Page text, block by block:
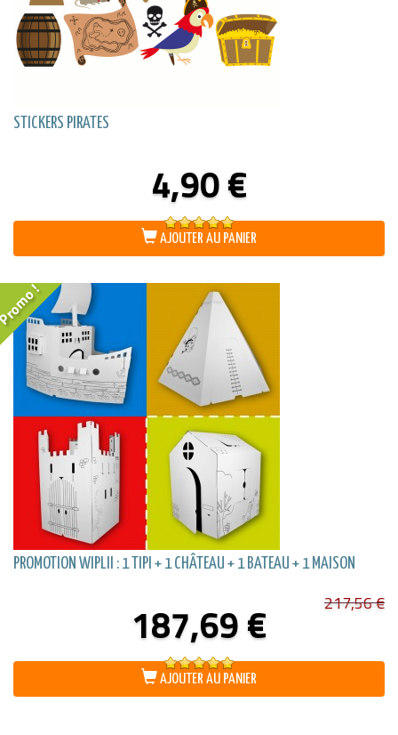
STICKERS PIRATES
Note5.00
sur 5
4,90€
AJOUTER AU PANIER
!
PROMOTION WIPLII : 1 TIPI + 1 CHÂTEAU + 1 BATEAU + 1 MAISON
Note5.00
sur 5
217,56€
187,69€
AJOUTER AU PANIER